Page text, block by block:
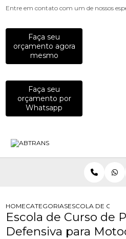
Entre em contato com um de nossos
Faça seu
orçamento agora
mesmo
Faça seu
orçamento por
Whatsapp
HOMECATEGORIASESCOLA DE
Escola de Curso de
Defensiva para